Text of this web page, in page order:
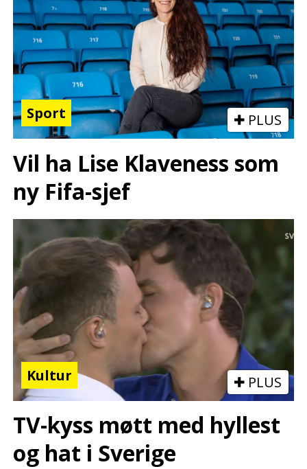
Sport PLUS
Vil ha Lise Klaveness som
ny Fifa-sjef
Kultur PLUS
TV-kyss møtt med hyllest
og hat i Sverige